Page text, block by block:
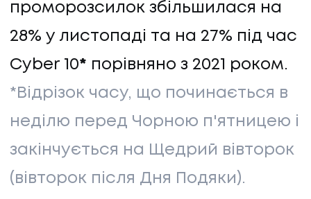
проморозсилок збільшилася на
28% у листопаді та на 27% під час
Cyber 10* порівняно з 2021 роком.
*Відрізок часу, що починається в
неділю перед Чорною п'ятницею і
закінчується на Щедрий вівторок
(вівторок після Дня Подяки).